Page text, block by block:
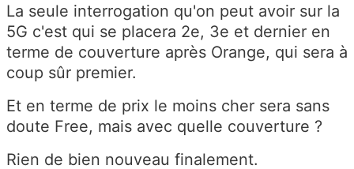
La seule interrogation qu'on peut avoir sur la
5G c'est qui se placera 2e, 3e et dernier en
terme de couverture après Orange, qui sera à
coup sûr premier.
Et en terme de prix le moins cher sera sans
doute Free, mais avec quelle couverture ?
Rien de bien nouveau finalement.